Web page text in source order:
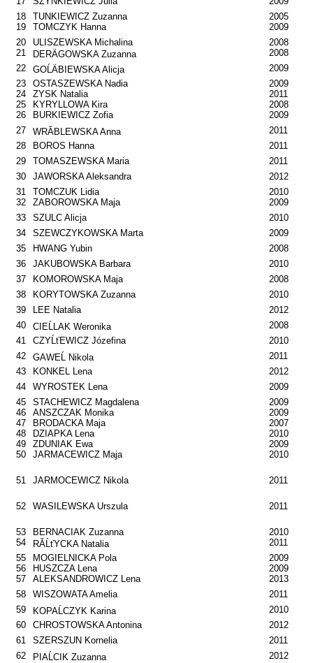
18
TUNKIEWICZ Zuzanna
2005
19
TOMCZYK Hanna
2009
20
ULISZEWSKA Michalina
2008
21
DERÄGOWSKA Zuzanna
2008
22
GOĹÄBIEWSKA Alicja
2009
23
OSTASZEWSKA Nadia
2009
24
ZYSK Natalia
2011
25
KYRYLLOWA Kira
2008
26
BURKIEWICZ Zofia
2009
27
WRĂBLEWSKA Anna
2011
28
BOROS Hanna
2011
29
TOMASZEWSKA Maria
2011
30
JAWORSKA Aleksandra
2012
31
TOMCZUK Lidia
2010
32
ZABOROWSKA Maja
2009
33
SZULC Alicja
2010
34
SZEWCZYKOWSKA Marta
2009
35
HWANG Yubin
2008
36
JAKUBOWSKA Barbara
2010
37
KOMOROWSKA Maja
2008
38
KORYTOWSKA Zuzanna
2010
39
LEE Natalia
2012
40
CIEĹLAK Weronika
2008
41
CZYĹťEWICZ Józefina
2010
42
GAWEĹ Nikola
2011
43
KONKEL Lena
2012
44
WYROSTEK Lena
2009
45
STACHEWICZ Magdalena
2009
46
ANSZCZAK Monika
2009
47
BRODACKA Maja
2007
48
DZIAPKA Lena
2010
49
ZDUNIAK Ewa
2009
50
JARMACEWICZ Maja 2010
51 JARMOCEWICZ Nikola 2011
52 WASILEWSKA Urszula 2011
53 BERNACIAK Zuzanna
2010
54
RĂĹťYCKA Natalia
2011
55
MOGIELNICKA Pola
2009
56
HUSZCZA Lena
2009
57
ALEKSANDROWICZ Lena
2013
58
WISZOWATA Amelia
2011
59
KOPAĹCZYK Karina
2010
60
CHROSTOWSKA Antonina
2012
61
SZERSZUN Kornelia
2011
62
PIAĹCIK Zuzanna
2012